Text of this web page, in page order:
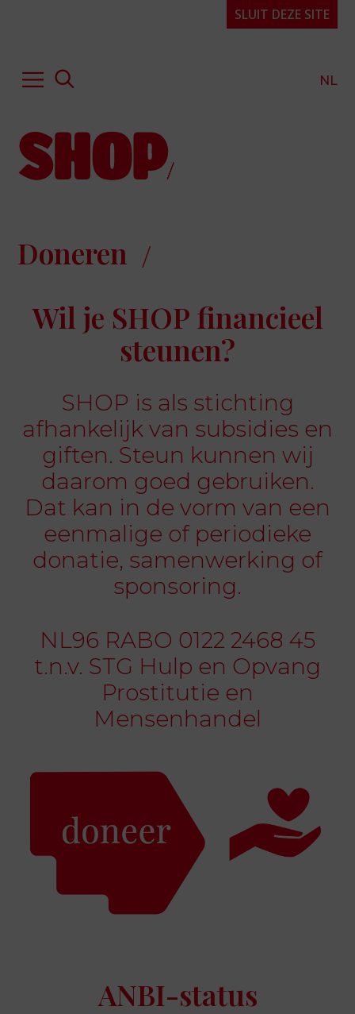
NL
SLUIT DEZE SITE
Hulp of advies
Kennis & expertise
Over SHOP
Projecten
FAQ
Spot46
SHOP Jeugd
De Gantel
SHOP Asia
Doneren
Wil je SHOP financieel
steunen?
SHOP is als stichting
afhankelijk van subsidies en
giften. Steun kunnen wij
daarom goed gebruiken.
Dat kan in de vorm van een
eenmalige of periodieke
donatie, samenwerking of
sponsoring.
NL96 RABO 0122 2468 45
t.n.v. STG Hulp en Opvang
Prostitutie en
Mensenhandel
ANBI-status